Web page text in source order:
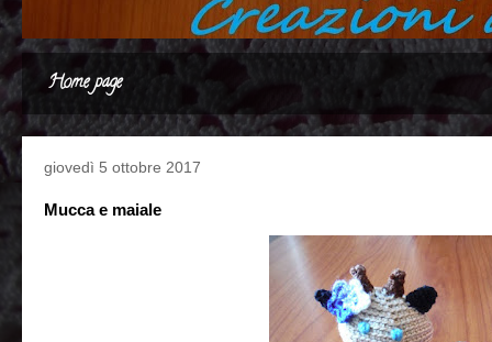
Home page
giovedì 5 ottobre 2017
Mucca e maiale